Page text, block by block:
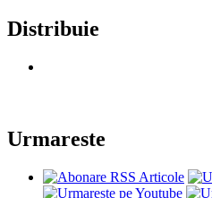
Distribuie
Urmareste